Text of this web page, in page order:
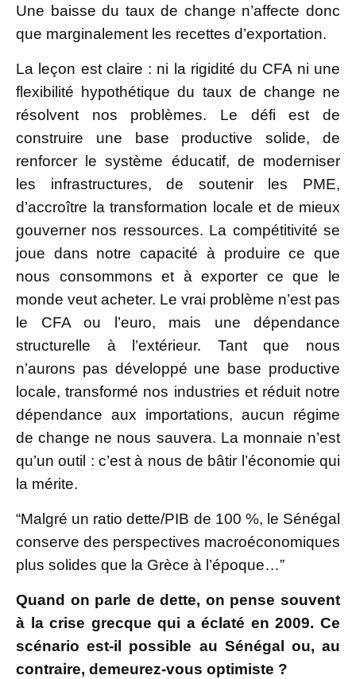
Une baisse du taux de change n’affecte donc
que marginalement les recettes d’exportation.
La leçon est claire : ni la rigidité du CFA ni une
flexibilité hypothétique du taux de change ne
résolvent nos problèmes. Le défi est de
construire une base productive solide, de
renforcer le système éducatif, de moderniser
les infrastructures, de soutenir les PME,
d’accroître la transformation locale et de mieux
gouverner nos ressources. La compétitivité se
joue dans notre capacité à produire ce que
nous consommons et à exporter ce que le
monde veut acheter. Le vrai problème n’est pas
le CFA ou l’euro, mais une dépendance
structurelle à l’extérieur. Tant que nous
n’aurons pas développé une base productive
locale, transformé nos industries et réduit notre
dépendance aux importations, aucun régime
de change ne nous sauvera. La monnaie n’est
qu’un outil : c’est à nous de bâtir l’économie qui
la mérite.
“Malgré un ratio dette/PIB de 100 %, le Sénégal
conserve des perspectives macroéconomiques
plus solides que la Grèce à l’époque…”
Quand on parle de dette, on pense souvent
à la crise grecque qui a éclaté en 2009. Ce
scénario est-il possible au Sénégal ou, au
contraire, demeurez-vous optimiste ?